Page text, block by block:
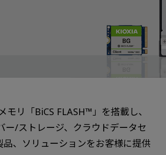
リ「BiCS FLASH™」を搭載し、
ー/ストレージ、クラウドデータセ
、ソリューションをお客様に提供